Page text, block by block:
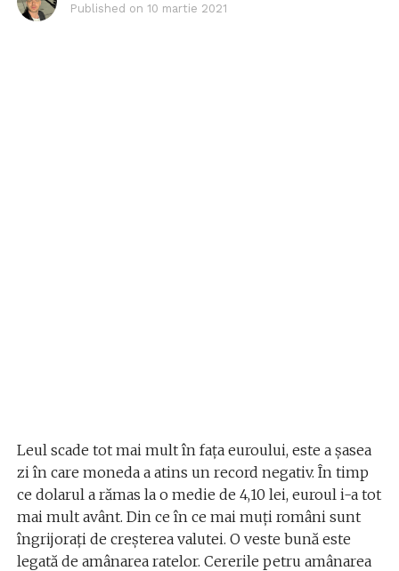
Published on 10 martie 2021
Leul scade tot mai mult în fața euroului, este a șasea
zi în care moneda a atins un record negativ. În timp
ce dolarul a rămas la o medie de 4,10 lei, euroul i-a tot
mai mult avânt. Din ce în ce mai muți români sunt
îngrijorați de creșterea valutei. O veste bună este
legată de amânarea ratelor. Cererile petru amânarea